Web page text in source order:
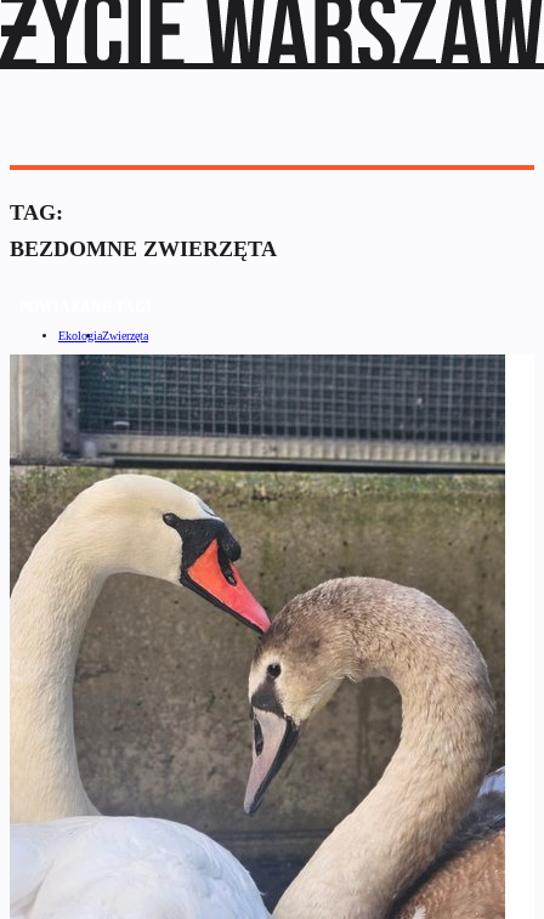
TAG:
BEZDOMNE ZWIERZĘTA
EkologiaZwierzęta